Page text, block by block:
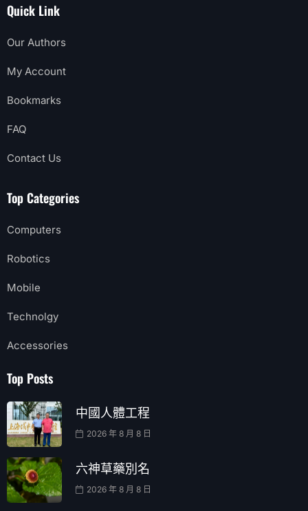
Quick Link
Our Authors
My Account
Bookmarks
FAQ
Contact Us
Top Categories
Computers
Robotics
Mobile
Technolgy
Accessories
Top Posts
中國人體工程
2026 年 8 月 8 日
六神草藥別名
2026 年 8 月 8 日